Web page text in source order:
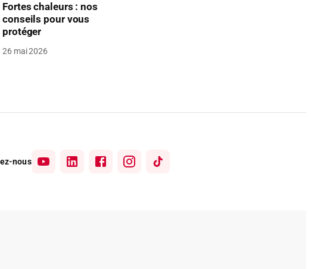
Fortes chaleurs : nos
conseils pour vous
protéger
26 mai 2026